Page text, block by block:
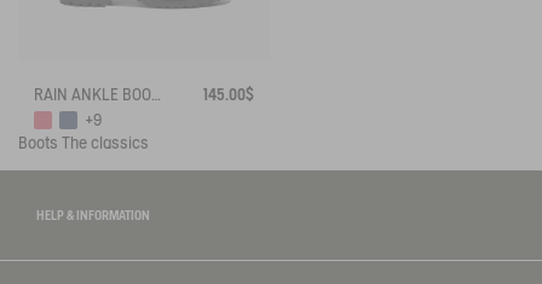
145.00$
+9
Boots The classics
HELP & INFORMATION